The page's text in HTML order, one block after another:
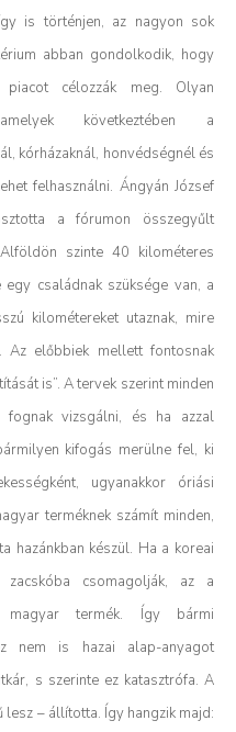
is történjen, az nagyon sok
abban gondolkodik, hogy
célozzák meg. Olyan
következtében a
kórházaknál, honvédségnél és
felhasználni. Ángyán József
a fórumon összegyűlt
szinte 40 kilométeres
családnak szüksége van, a
kilométereket utaznak, mire
Az előbbiek mellett fontosnak
is”. A tervek szerint minden
vizsgálni, és ha azzal
kifogás merülne fel, ki
ugyanakkor óriási
terméknek számít minden,
hazánkban készül. Ha a koreai
zacskóba csomagolják, az a
magyar termék. Így bármi
nem is hazai alap-anyagot
s szerinte ez katasztrófa. A
– állította. Így hangzik majd: